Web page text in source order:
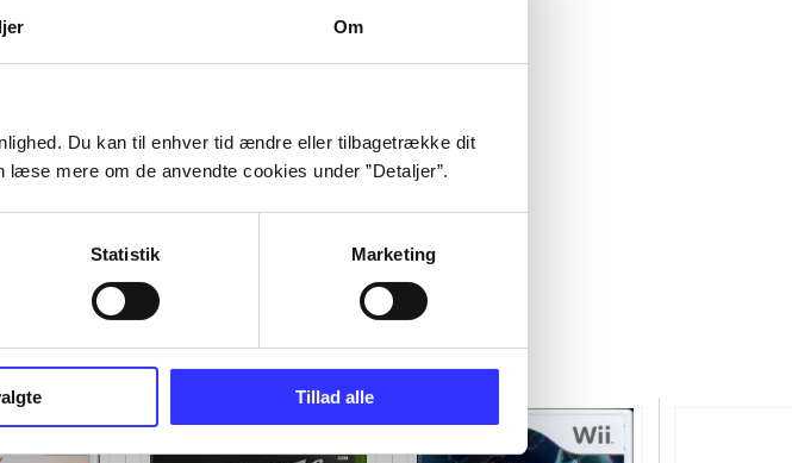
Om
Du kan til enhver tid ændre eller tilbagetrække dit
mere om de anvendte cookies under ”Detaljer”.
Statistik Marketing
Tillad alle